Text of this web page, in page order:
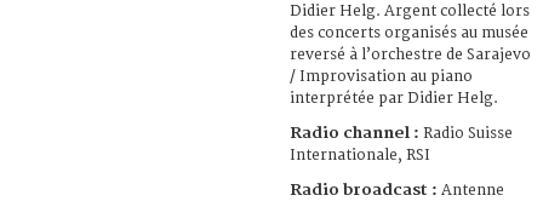
Didier Helg. Argent collecté lors
des concerts organisés au musée
reversé à l’orchestre de Sarajevo
/ Improvisation au piano
interprétée par Didier Helg.
Radio channel : Radio Suisse
Internationale, RSI
Radio broadcast : Antenne